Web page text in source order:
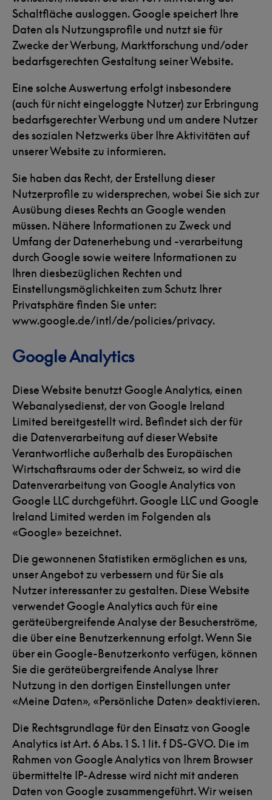
Schaltfläche ausloggen. Google speichert Ihre
Daten als Nutzungsprofile und nutzt sie für
Zwecke der Werbung, Marktforschung und/oder
bedarfsgerechten Gestaltung seiner Website.
Eine solche Auswertung erfolgt insbesondere
(auch für nicht eingeloggte Nutzer) zur Erbringung
bedarfsgerechter Werbung und um andere Nutzer
des sozialen Netzwerks über Ihre Aktivitäten auf
unserer Website zu informieren.
Sie haben das Recht, der Erstellung dieser
Nutzerprofile zu widersprechen, wobei Sie sich zur
Ausübung dieses Rechts an Google wenden
müssen. Nähere Informationen zu Zweck und
Umfang der Datenerhebung und -verarbeitung
durch Google sowie weitere Informationen zu
Ihren diesbezüglichen Rechten und
Einstellungsmöglichkeiten zum Schutz Ihrer
Privatsphäre finden Sie unter:
www.google.de/intl/de/policies/privacy.
Google Analytics
Diese Website benutzt Google Analytics, einen
Webanalysedienst, der von Google Ireland
Limited bereitgestellt wird. Befindet sich der für
die Datenverarbeitung auf dieser Website
Verantwortliche außerhalb des Europäischen
Wirtschaftsraums oder der Schweiz, so wird die
Datenverarbeitung von Google Analytics von
Google LLC durchgeführt. Google LLC und Google
Ireland Limited werden im Folgenden als
«Google» bezeichnet.
Die gewonnenen Statistiken ermöglichen es uns,
unser Angebot zu verbessern und für Sie als
Nutzer interessanter zu gestalten. Diese Website
verwendet Google Analytics auch für eine
geräteübergreifende Analyse der Besucherströme,
die über eine Benutzerkennung erfolgt. Wenn Sie
über ein Google-Benutzerkonto verfügen, können
Sie die geräteübergreifende Analyse Ihrer
Nutzung in den dortigen Einstellungen unter
«Meine Daten», «Persönliche Daten» deaktivieren.
Die Rechtsgrundlage für den Einsatz von Google
Analytics ist Art. 6 Abs. 1 S. 1 lit. f DS-GVO. Die im
Rahmen von Google Analytics von Ihrem Browser
übermittelte IP-Adresse wird nicht mit anderen
Daten von Google zusammengeführt. Wir weisen